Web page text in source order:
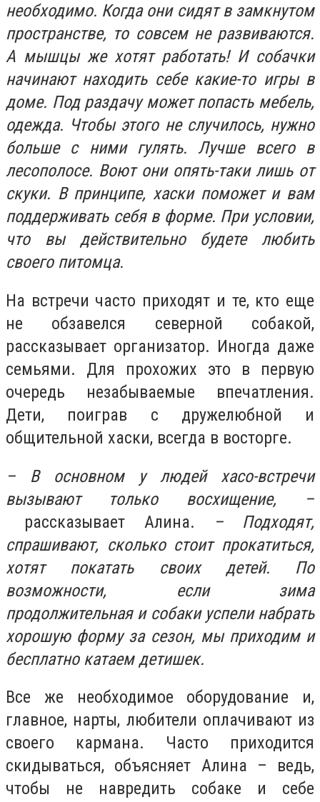
необходимо. Когда они сидят в замкнутом
пространстве, то совсем не развиваются.
А мышцы же хотят работать! И собачки
начинают находить себе какие-то игры в
доме. Под раздачу может попасть мебель,
одежда. Чтобы этого не случилось, нужно
больше с ними гулять. Лучше всего в
лесополосе. Воют они опять-таки лишь от
скуки. В принципе, хаски поможет и вам
поддерживать себя в форме. При условии,
что вы действительно будете любить
своего питомца.
На встречи часто приходят и те, кто еще
не обзавелся северной собакой,
рассказывает организатор. Иногда даже
семьями. Для прохожих это в первую
очередь незабываемые впечатления.
Дети, поиграв с дружелюбной и
общительной хаски, всегда в восторге.
– В основном у людей хасо-встречи
вызывают только восхищение, –
рассказывает Алина. – Подходят,
спрашивают, сколько стоит прокатиться,
хотят покатать своих детей. По
возможности, если зима
продолжительная и собаки успели набрать
хорошую форму за сезон, мы приходим и
бесплатно катаем детишек.
Все же необходимое оборудование и,
главное, нарты, любители оплачивают из
своего кармана. Часто приходится
скидываться, объясняет Алина – ведь,
чтобы не навредить собаке и себе